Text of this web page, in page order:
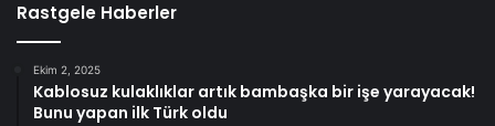
Rastgele Haberler
Ekim 2, 2025
Kablosuz kulaklıklar artık bambaşka bir işe yarayacak!
Bunu yapan ilk Türk oldu